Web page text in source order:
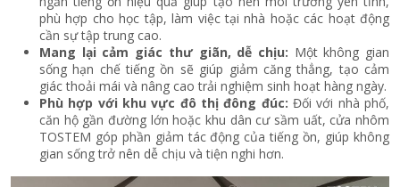
phù hợp cho học tập, làm việc tại nhà hoặc các hoạt động
cần sự tập trung cao.
Mang lại cảm giác thư giãn, dễ chịu: Một không gian
sống hạn chế tiếng ồn sẽ giúp giảm căng thẳng, tạo cảm
giác thoải mái và nâng cao trải nghiệm sinh hoạt hàng ngày.
Phù hợp với khu vực đô thị đông đúc: Đối với nhà phố,
căn hộ gần đường lớn hoặc khu dân cư sầm uất, cửa nhôm
TOSTEM góp phần giảm tác động của tiếng ồn, giúp không
gian sống trở nên dễ chịu và tiện nghi hơn.